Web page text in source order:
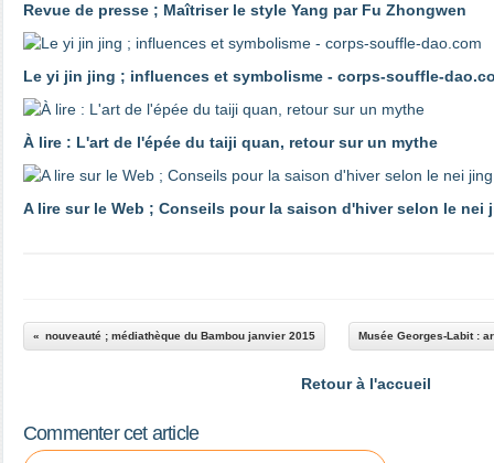
Revue de presse ; Maîtriser le style Yang par Fu Zhongwen
Le yi jin jing ; influences et symbolisme - corps-souffle-
À lire : L'art de l'épée du taiji quan, retour sur un mythe
A lire sur le Web ; Conseils pour la saison d'hiver selon le nei
nouveauté ; médiathèque du Bambou janvier 2015 Musée Georges-Labit :
Retour à l'accueil
Commenter cet article